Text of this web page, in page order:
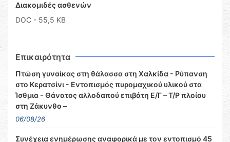
Διακομιδές ασθενών
DOC - 55,5 KB
Επικαιρότητα
Πτώση γυναίκας στη θάλασσα στη Χαλκίδα - Ρύπανση
στο Κερατσίνι - Εντοπισμός πυρομαχικού υλικού στα
Ίσθμια - Θάνατος αλλοδαπού επιβάτη Ε/Γ – Τ/Ρ πλοίου
στη Ζάκυνθο –
06/08/26
Συνέχεια ενημέρωσης αναφορικά με τον εντοπισμό 45